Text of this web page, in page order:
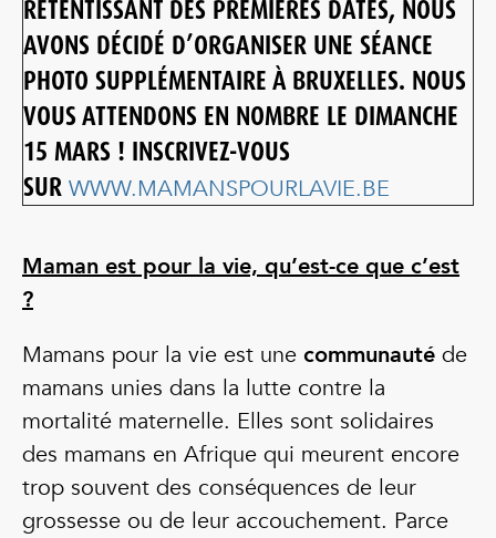
RETENTISSANT DES PREMIÈRES DATES, NOUS
AVONS DÉCIDÉ D’ORGANISER UNE SÉANCE
PHOTO SUPPLÉMENTAIRE À BRUXELLES. NOUS
VOUS ATTENDONS EN NOMBRE LE DIMANCHE
15 MARS ! INSCRIVEZ-VOUS
SUR WWW.MAMANSPOURLAVIE.BE
Maman est pour la vie, qu’est-ce que c’est
?
Mamans pour la vie est une communauté de
mamans unies dans la lutte contre la
mortalité maternelle. Elles sont solidaires
des mamans en Afrique qui meurent encore
trop souvent des conséquences de leur
grossesse ou de leur accouchement. Parce